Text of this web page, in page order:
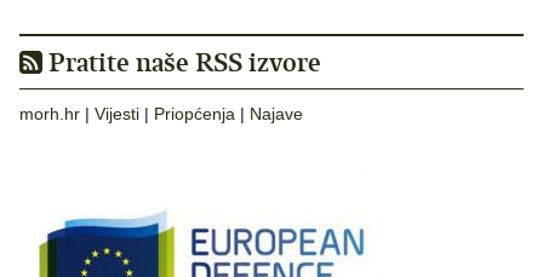
Pratite naše RSS izvore
morh.hr | Vijesti | Priopćenja | Najave